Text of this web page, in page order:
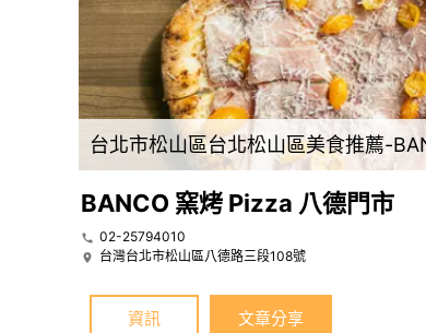
BANCO 窯烤 Pizza 八德門市
02-25794010
台灣台北市松山區八德路三段108號
資訊 文章分享